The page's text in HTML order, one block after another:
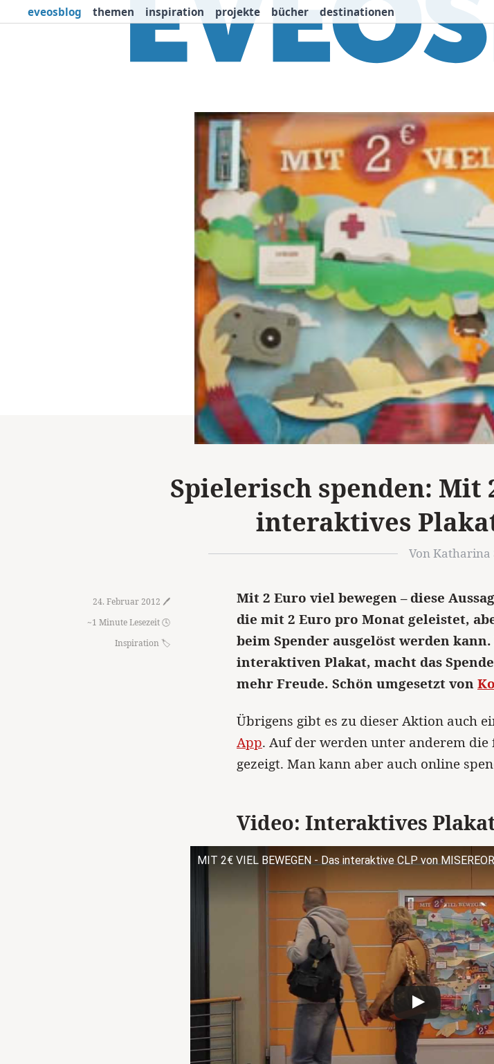
eveosblog themen inspiration projekte bücher destinationen
Projekte Inspiration Destinationen
Spielerisch spenden: Mit
interaktives
Von Katharina
24. Februar 2012 🖊️
~1 Minute Lesezeit 🕓
Inspiration
Mit 2 Euro viel bewegen – diese
die mit 2 Euro pro Monat geleistet,
beim Spender ausgelöst werden
interaktiven Plakat, macht das
mehr Freude. Schön umgesetzt von
Übrigens gibt es zu dieser Aktion auch
App. Auf der werden unter anderem
gezeigt. Man kann aber auch online
Video: Interaktives
MIT 2€ VIEL BEWEGEN - Das interaktive CLP von MISEREOR